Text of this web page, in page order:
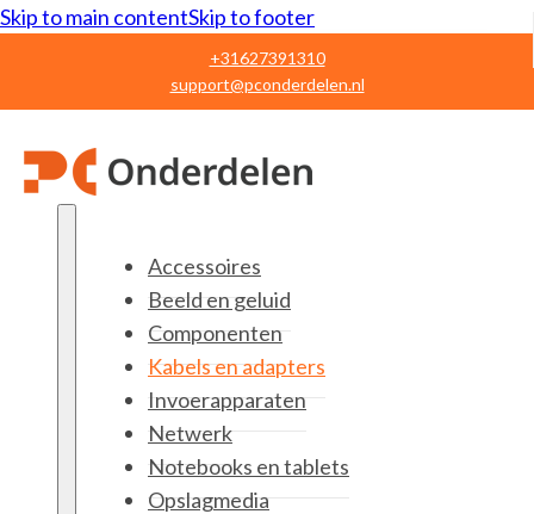
Skip to main contentSkip to footer
+31627391310
support@pconderdelen.nl
Accessoires
Beeld en geluid
Componenten
Kabels en adapters
Invoerapparaten
Netwerk
Notebooks en tablets
Opslagmedia